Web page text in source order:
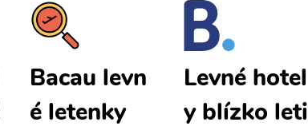
Bacau levn
é letenky
Levné hotel
y blízko leti